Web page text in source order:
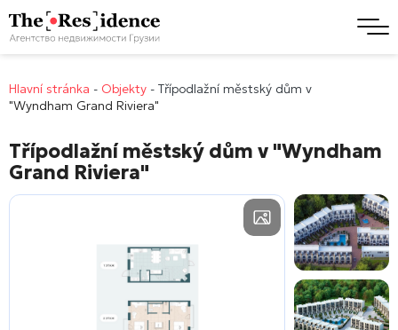
Hlavní stránka - Objekty - Třípodlažní městský dům v
"Wyndham Grand Riviera"
Třípodlažní městský dům v "Wyndham
Grand Riviera"